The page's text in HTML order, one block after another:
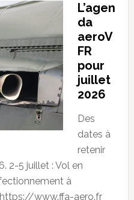
L’agen
da
aeroV
FR
pour
juillet
2026
Des
dates à
retenir
2-5 juillet : Vol en
à
https://www.ffa-aero.fr